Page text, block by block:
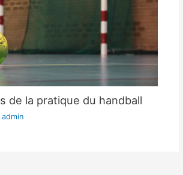
de la pratique du handball
admin